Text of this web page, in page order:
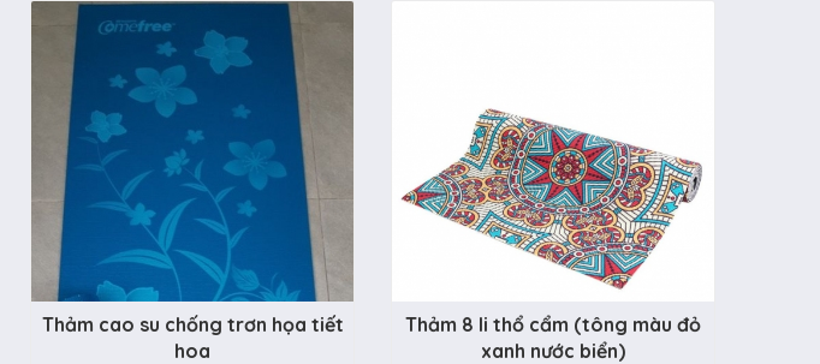
Thảm cao su chống trơn họa tiết
hoa
Thảm 8 li thổ cẩm (tông màu đỏ
xanh nước biển)